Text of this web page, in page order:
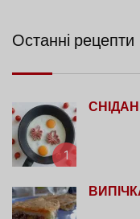
Останні рецепти
1